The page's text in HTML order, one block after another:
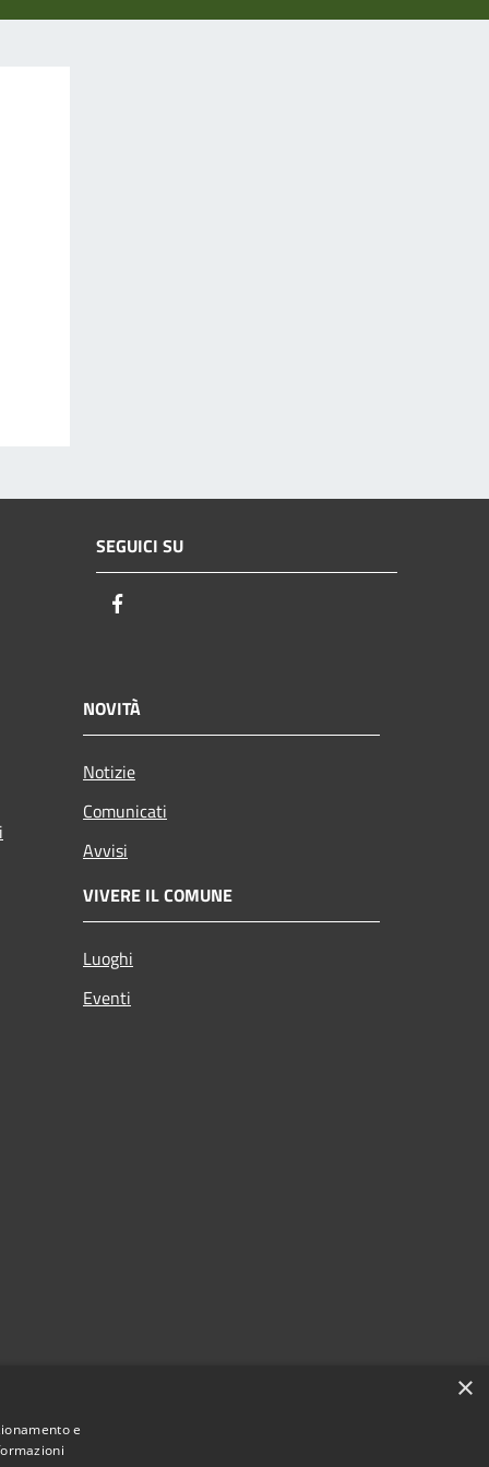
SEGUICI SU
NOVITÀ
Notizie
Comunicati
Avvisi
VIVERE IL COMUNE
Luoghi
Eventi
×
e